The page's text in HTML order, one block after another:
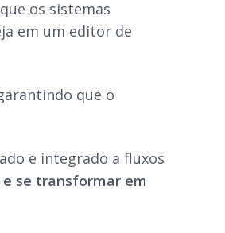
os sistemas
em um editor de
que o
e integrado a fluxos
se transformar em